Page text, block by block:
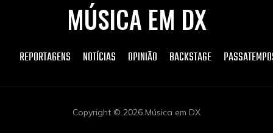
MÚSICA EM DX
REPORTAGENS NOTÍCIAS OPINIÃO BACKSTAGE
Copyright © 2026 Música em DX